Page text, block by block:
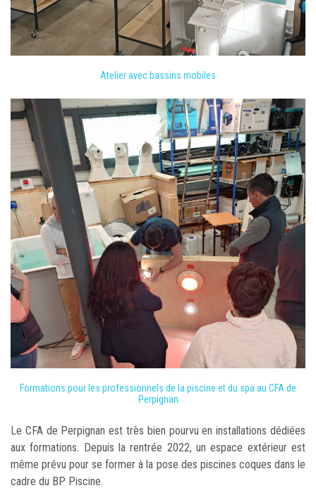
Atelier avec bassins mobiles
Formations pour les professionnels de la piscine et du spa au CFA de
Perpignan
Le CFA de Perpignan est très bien pourvu en installations dédiées
aux formations. Depuis la rentrée 2022, un espace extérieur est
même prévu pour se former à la pose des piscines coques dans le
cadre du BP Piscine.